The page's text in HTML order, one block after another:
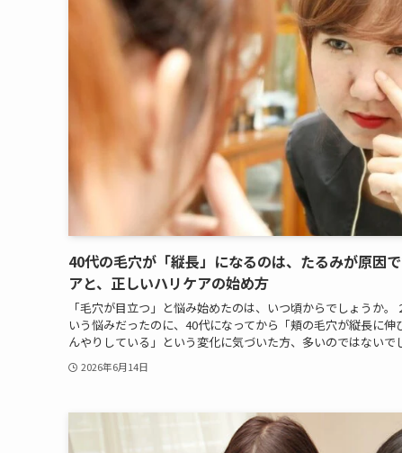
40代の毛穴が「縦長」になるのは、たるみが原因
アと、正しいハリケアの始め方
「毛穴が目立つ」と悩み始めたのは、いつ頃からでしょうか
いう悩みだったのに、40代になってから「頬の毛穴が縦長に
んやりしている」という変化に気づいた方、多いのではないで
2026年6月14日